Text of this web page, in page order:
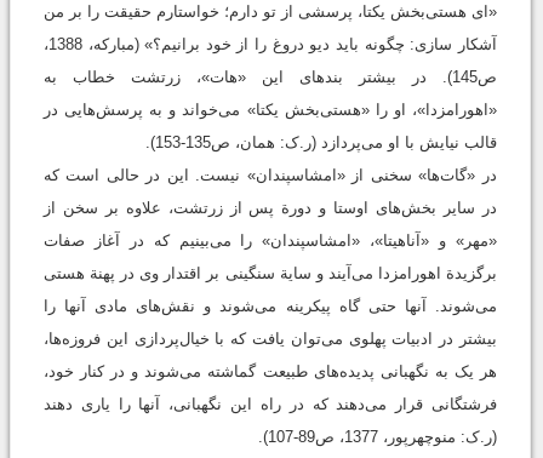
«ای هستی‌بخش یکتا، پرسشی از تو دارم؛ خواستارم حقیقت را بر من
آشکار سازی: چگونه باید دیو دروغ را از خود برانیم؟» (مبارکه، 1388،
ص145). در بيشتر بندهای این «هات»، زرتشت خطاب به
«اهورامزدا»، او را «هستی‌بخش یکتا» می‌خواند و به پرسش‌هایی در
قالب نیایش با او می‌پردازد (ر.ک: همان، ص135-153).
در «گات‌ها» سخنی از «امشاسپندان» نیست. این در حالی است که
در سایر بخش‌های اوستا و دورة پس از زرتشت، علاوه بر سخن از
«مهر» و «آناهیتا»، «امشاسپندان» را می‌بینیم که در آغاز صفات
برگزیدة اهورامزدا می‌آیند و سایة سنگینی بر اقتدار وی در پهنة هستی
می‌شوند. آنها حتی گاه پیکرینه می‌شوند و نقش‌های مادی آنها را
بیشتر در ادبیات پهلوی می‌توان یافت که با خیال‌پردازی این فروزه‌ها،
هر یک به نگهبانی پدیده‌های طبیعت گماشته می‌شوند و در کنار خود،
فرشتگانی قرار می‌دهند که در راه این نگهبانی، آنها را یاری دهند
(ر.ک: منوچهرپور، 1377، ص89-107).